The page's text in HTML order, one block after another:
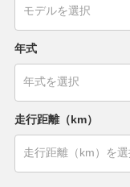
年式
走行距離（km）